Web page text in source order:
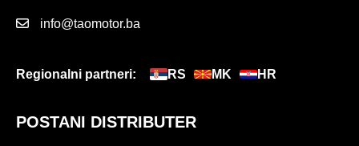
info@taomotor.ba
Regionalni partneri: RS MK HR
POSTANI DISTRIBUTER